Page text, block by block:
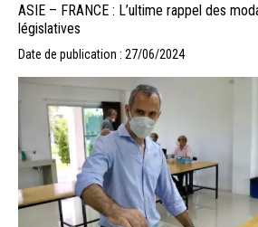
ASIE – FRANCE : L’ultime rappel des
législatives
Date de publication : 27/06/2024